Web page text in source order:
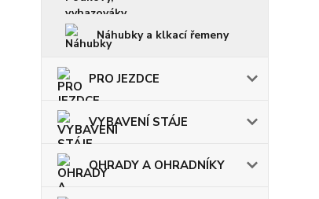
Náhubky a klkací řemeny
PRO JEZDCE
VYBAVENÍ STÁJE
OHRADY A OHRADNÍKY